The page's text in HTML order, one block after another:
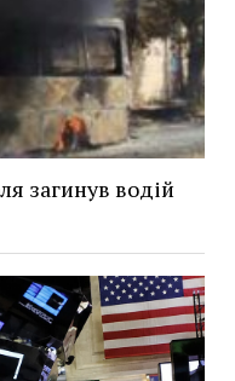
загинув водій